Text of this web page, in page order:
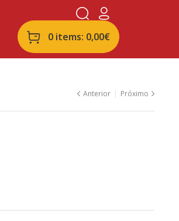
0 items: 0,00€
Anterior Próximo